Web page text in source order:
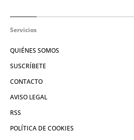
Servicios
QUIÉNES SOMOS
SUSCRÍBETE
CONTACTO
AVISO LEGAL
RSS
POLÍTICA DE COOKIES